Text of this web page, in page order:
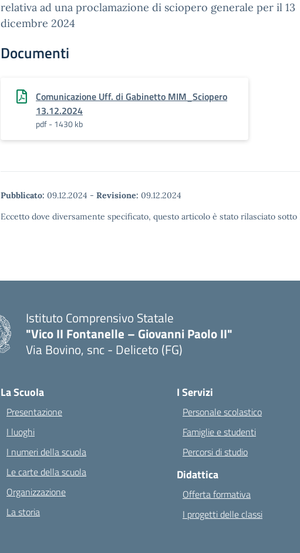
relativa ad una proclamazione di sciopero generale per il 13
dicembre 2024
Documenti
Comunicazione Uff. di Gabinetto MIM_Sciopero
13.12.2024
pdf - 1430 kb
Pubblicato: 09.12.2024 - Revisione: 09.12.2024
Eccetto dove diversamente specificato, questo articolo è stato rilasciato
Istituto Comprensivo Statale
"Vico II Fontanelle – Giovanni Paolo II"
Via Bovino, snc - Deliceto (FG)
La Scuola
Presentazione
I luoghi
I numeri della scuola
Le carte della scuola
Organizzazione
La storia
I Servizi
Personale scolastico
Famiglie e studenti
Percorsi di studio
Didattica
Offerta formativa
I progetti delle classi